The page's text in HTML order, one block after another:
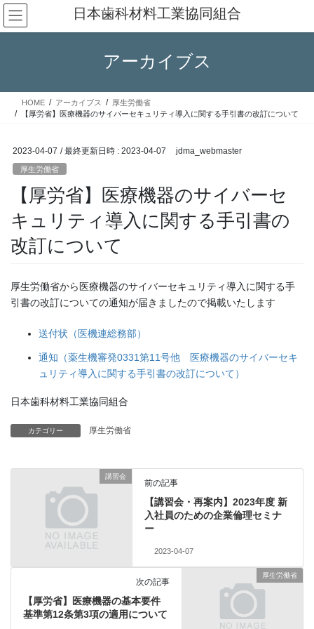
コ
ン
テ
ス
ナ
ビ
ゲ
ン
日本歯科材料工業協同組合
アーカイブス
HOME アーカイブス
厚生労働省
【厚労省】医療機器のサイバーセキュリティ導入に関する手引書の改訂について
2023-04-07 / 最終更新日時 : 2023-04-07 jdma_webmaster
厚生労働省
【厚労省】医療機器のサイバーセ
キュリティ導入に関する手引書の
改訂について
厚生労働省から医療機器のサイバーセキュリティ導入に関する手
引書の改訂についての通知が届きましたので掲載いたします
送付状（医機連総務部）
通知（薬生機審発0331第11号他 医療機器のサイバーセキ
ュリティ導入に関する手引書の改訂について）
日本歯科材料工業協同組合
カテゴリー 厚生労働省
講習会
前の記事
【講習会・再案内】2023年度 新
入社員のための企業倫理セミナ
ー
2023-04-07
厚生労働省
次の記事
【厚労省】医療機器の基本要件
基準第12条第3項の適用について